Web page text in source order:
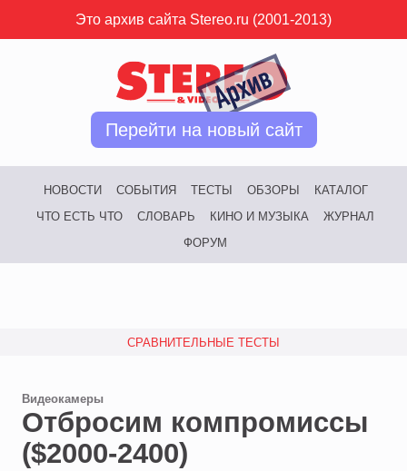
Это архив сайта Stereo.ru (2001-2013)
Перейти на новый сайт
НОВОСТИ СОБЫТИЯ ТЕСТЫ ОБЗОРЫ
КАТАЛОГ
ЧТО ЕСТЬ ЧТО
СЛОВАРЬ КИНО И МУЗЫКА
ЖУРНАЛ
ФОРУМ
СРАВНИТЕЛЬНЫЕ ТЕСТЫ
Видеокамеры
Отбросим компромиссы
($2000-2400)